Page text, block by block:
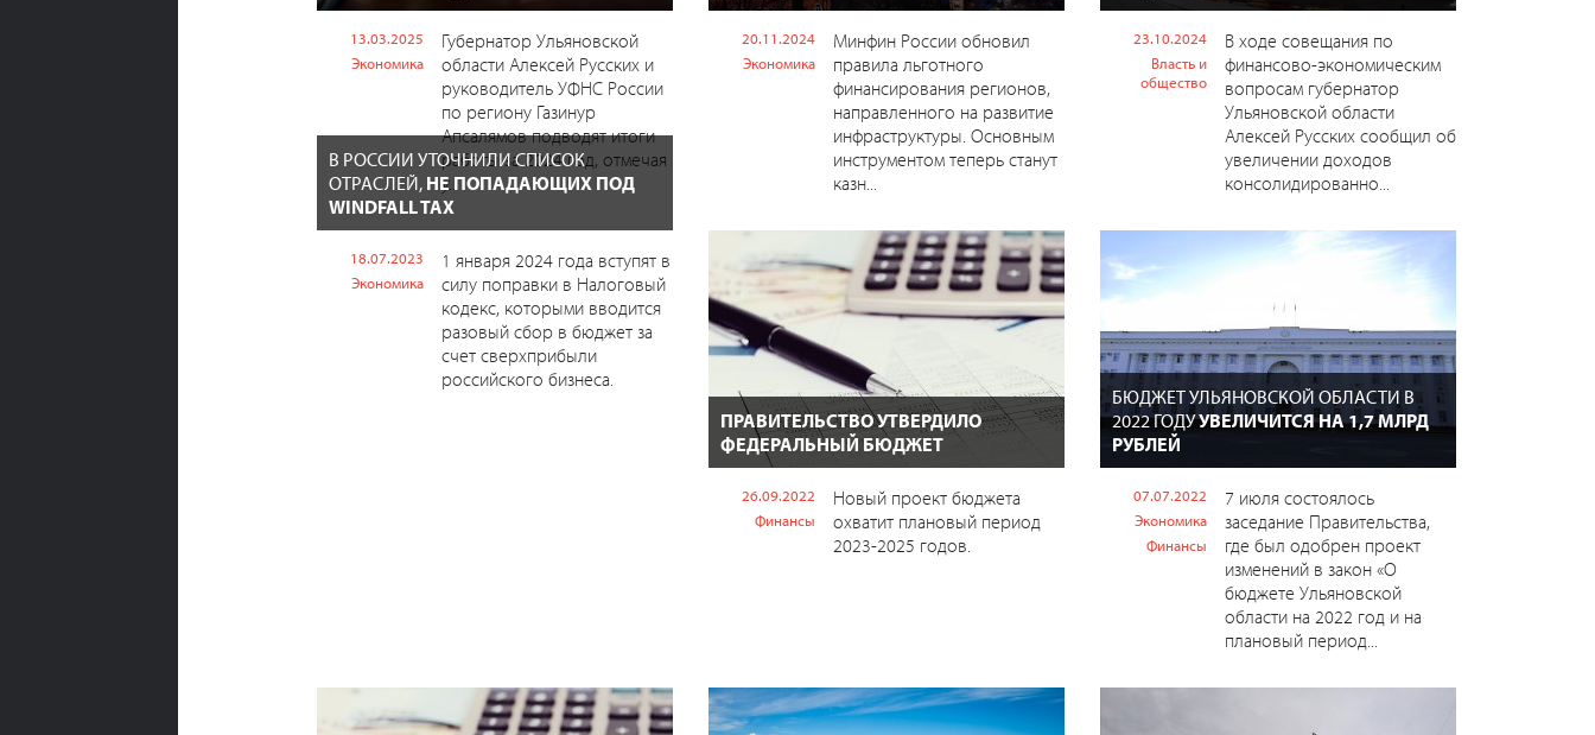
13.03.2025
Экономика
Губернатор Ульяновской
области Алексей Русских и
руководитель УФНС России
по региону Газинур
Апсалямов подводят итоги
работы за 2024 год, отмечая
у...
20.11.2024
Экономика
Минфин России обновил
правила льготного
финансирования регионов,
направленного на развитие
инфраструктуры. Основным
инструментом теперь станут
казн...
23.10.2024
Власть и
общество
В ходе совещания по
финансово-экономическим
вопросам губернатор
Ульяновской области
Алексей Русских сообщил об
увеличении доходов
консолидированно...
В РОССИИ УТОЧНИЛИ СПИСОК
ОТРАСЛЕЙ, НЕ ПОПАДАЮЩИХ ПОД
WINDFALL TAX
18.07.2023
Экономика
1 января 2024 года вступят в
силу поправки в Налоговый
кодекс, которыми вводится
разовый сбор в бюджет за
счет сверхприбыли
российского бизнеса.
ПРАВИТЕЛЬСТВО УТВЕРДИЛО
ФЕДЕРАЛЬНЫЙ БЮДЖЕТ
26.09.2022
Финансы
Новый проект бюджета
охватит плановый период
2023-2025 годов.
БЮДЖЕТ УЛЬЯНОВСКОЙ ОБЛАСТИ В
2022 ГОДУУВЕЛИЧИТСЯ НА 1,7 МЛРД
РУБЛЕЙ
07.07.2022
Экономика
Финансы
7 июля состоялось
заседание Правительства,
где был одобрен проект
изменений в закон «О
бюджете Ульяновской
области на 2022 год и на
плановый период...